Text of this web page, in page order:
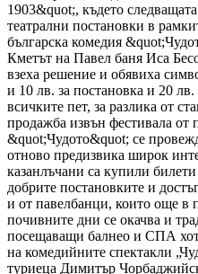
1903&quot;, където
театрални постановки в
българска комедия
Кметът на Павел баня Иса
взеха решение и обявиха
и 10 лв. за постановка и 20
всичките пет, за разлика от
продажба извън фестивала от
&quot;Чудото&quot; се
отново предизвика широк
казанлъчани са купили
добрите постановките и
и от павелбанци, които още в
почивните дни се окачва и
посещаващи балнео и СПА
на комедийните спектакли
туриеца Димитър